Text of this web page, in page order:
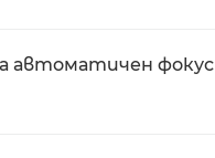
автоматичен фокус